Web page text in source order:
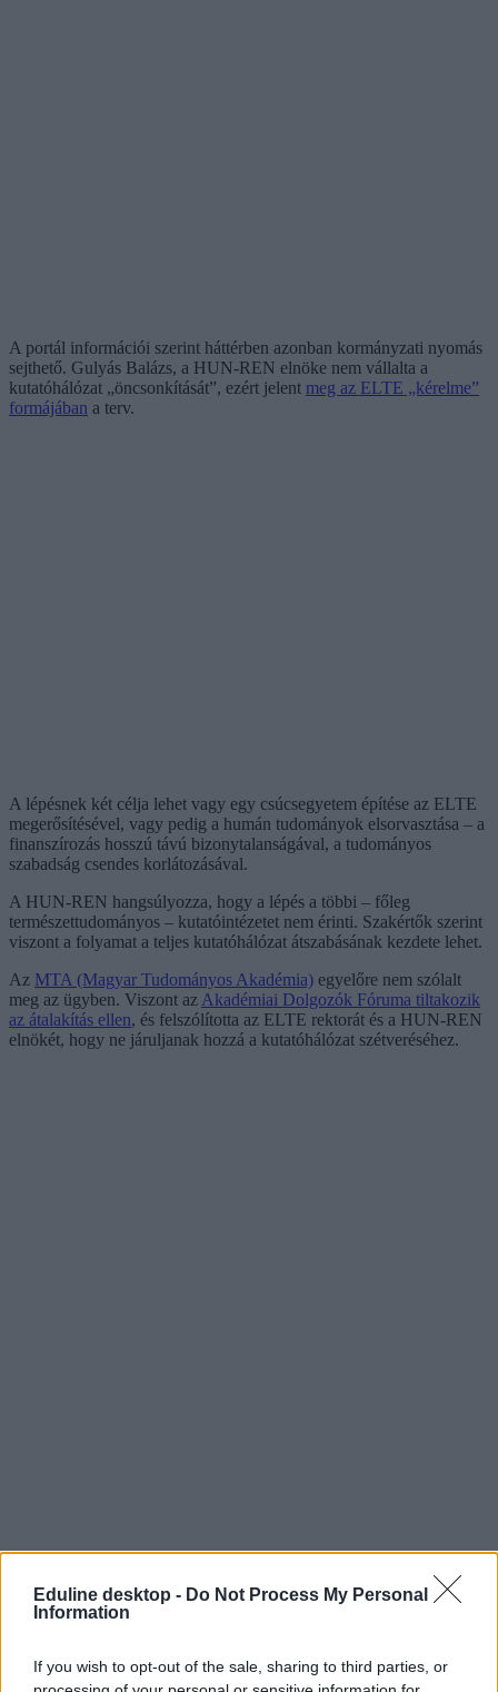
Eduline desktop - Do Not Process My Personal
Information
If you wish to opt-out of the sale, sharing to third parties, or
A portál információi szerint háttérben azonban kormányzati nyomás
sejthető. Gulyás Balázs, a HUN-REN elnöke nem vállalta a
kutatóhálózat „öncsonkítását”, ezért jelent meg az ELTE „kérelme”
formájában a terv.
A lépésnek két célja lehet vagy egy csúcsegyetem építése az ELTE
megerősítésével, vagy pedig a humán tudományok elsorvasztása – a
finanszírozás hosszú távú bizonytalanságával, a tudományos
szabadság csendes korlátozásával.
A HUN-REN hangsúlyozza, hogy a lépés a többi – főleg
természettudományos – kutatóintézetet nem érinti. Szakértők szerint
viszont a folyamat a teljes kutatóhálózat átszabásának kezdete lehet.
Az MTA (Magyar Tudományos Akadémia) egyelőre nem szólalt
meg az ügyben. Viszont az Akadémiai Dolgozók Fóruma tiltakozik
az átalakítás ellen, és felszólította az ELTE rektorát és a HUN-REN
elnökét, hogy ne járuljanak hozzá a kutatóhálózat szétveréséhez.